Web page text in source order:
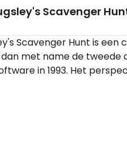
Scavenger
Scavenger Hunt is
met name de tweede
in 1993. Het